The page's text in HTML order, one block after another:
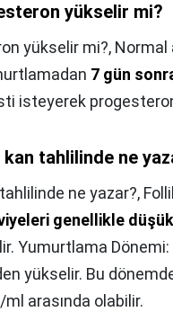
yükselir mi?
yükselir mi?, Normal
7 gün
isteyerek
tahlilinde ne
ne yazar?,
genellikle
Yumurtlama
yükselir. Bu
arasında olabilir.